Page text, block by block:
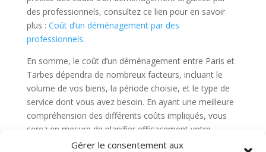
Gérer le consentement aux
des professionnels, consultez ce lien pour en savoir
plus : Coût d’un déménagement par des
professionnels.
En somme, le coût d’un déménagement entre Paris et
Tarbes dépendra de nombreux facteurs, incluant le
volume de vos biens, la période choisie, et le type de
service dont vous avez besoin. En ayant une meilleure
compréhension des différents coûts impliqués, vous
serez en mesure de planifier efficacement votre
déménagement, tout en respectant votre budget.